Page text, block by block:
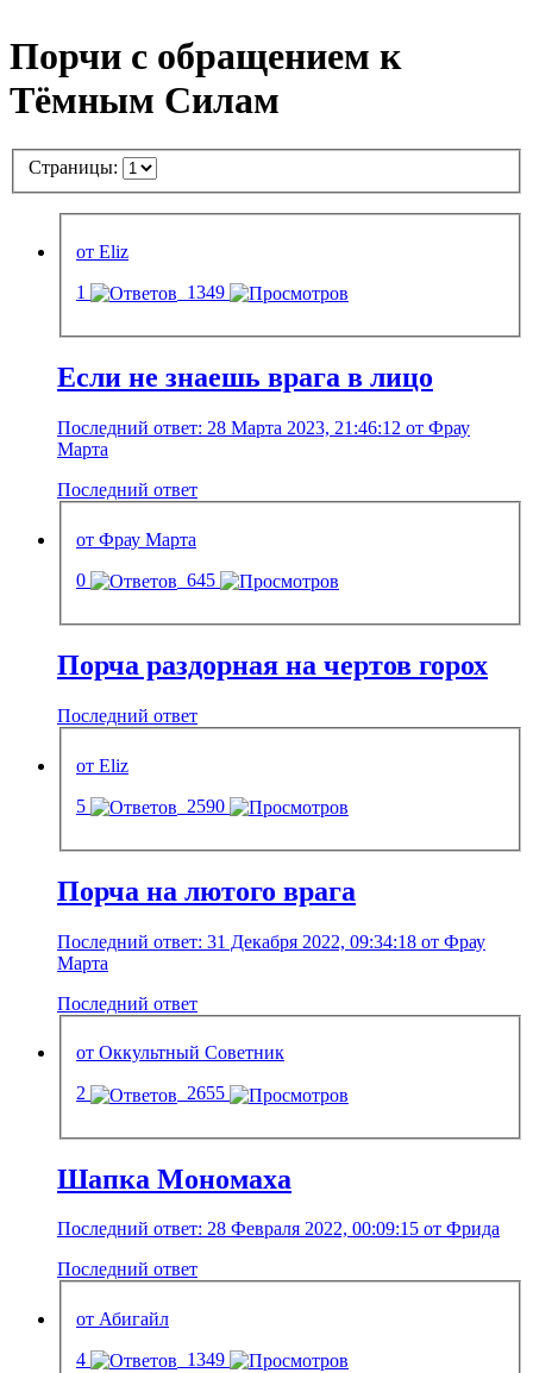
Порчи с обращением к
Тёмным Силам
Страницы:
от Eliz
1
1349
Если не знаешь врага в лицо
Последний ответ: 28 Марта 2023, 21:46:12 от Фрау
Марта
Последний ответ
от Фрау Марта
0
645
Порча раздорная на чертов горох
Последний ответ
от Eliz
5
2590
Порча на лютого врага
Последний ответ: 31 Декабря 2022, 09:34:18 от Фрау
Марта
Последний ответ
от Оккультный Советник
2
2655
Шапка Мономаха
Последний ответ: 28 Февраля 2022, 00:09:15 от Фрида
Последний ответ
от Абигайл
4
1349